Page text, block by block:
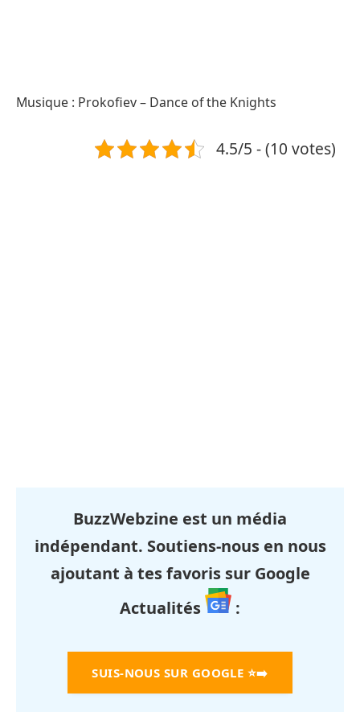
Musique : Prokofiev – Dance of the Knights
4.5/5 - (10 votes)
BuzzWebzine est un média
indépendant. Soutiens-nous en nous
ajoutant à tes favoris sur Google
Actualités
:
SUIS-NOUS SUR GOOGLE ⭐➡️